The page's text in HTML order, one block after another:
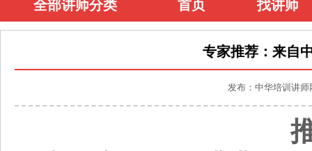
全部讲师分类 首页 找讲师
专家推荐：来自
发布：中华培训讲